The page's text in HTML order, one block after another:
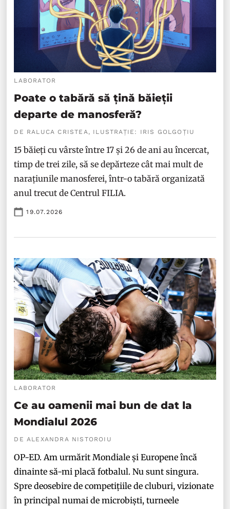
LABORATOR
Poate o tabără să țină băieții
departe de manosferă?
DE RALUCA CRISTEA, ILUSTRAȚIE: IRIS GOLGOȚIU
15 băieți cu vârste între 17 și 26 de ani au încercat,
timp de trei zile, să se depărteze cât mai mult de
narațiunile manosferei, într-o tabără organizată
anul trecut de Centrul FILIA.
19.07.2026
LABORATOR
Ce au oamenii mai bun de dat la
Mondialul 2026
DE ALEXANDRA NISTOROIU
OP-ED. Am urmărit Mondiale și Europene încă
dinainte să-mi placă fotbalul. Nu sunt singura.
Spre deosebire de competițiile de cluburi, vizionate
în principal numai de microbiști, turneele